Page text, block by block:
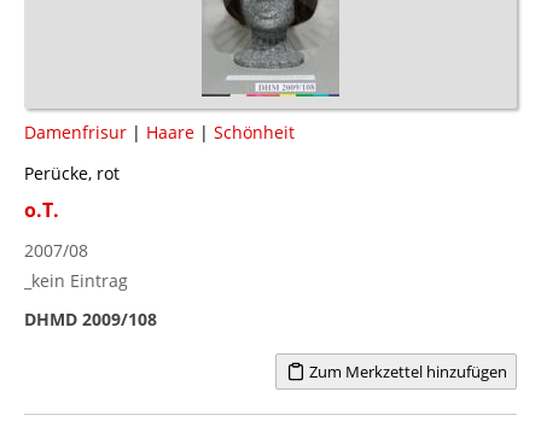
Damenfrisur | Haare | Schönheit
Perücke, rot
o.T.
2007/08
_kein Eintrag
DHMD 2009/108
Zum Merkzettel hinzufügen